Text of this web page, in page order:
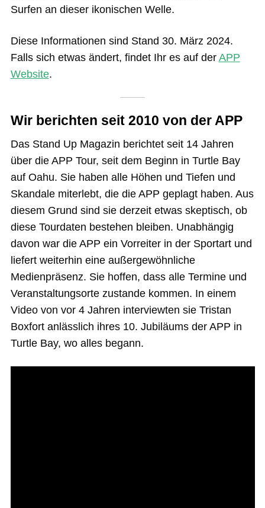
Surfen an dieser ikonischen Welle.
Diese Informationen sind Stand 30. März 2024.
Falls sich etwas ändert, findet Ihr es auf der APP
Website.
Wir berichten seit 2010 von der APP
Das Stand Up Magazin berichtet seit 14 Jahren
über die APP Tour, seit dem Beginn in Turtle Bay
auf Oahu. Sie haben alle Höhen und Tiefen und
Skandale miterlebt, die die APP geplagt haben. Aus
diesem Grund sind sie derzeit etwas skeptisch, ob
diese Tourdaten bestehen bleiben. Unabhängig
davon war die APP ein Vorreiter in der Sportart und
liefert weiterhin eine außergewöhnliche
Medienpräsenz. Sie hoffen, dass alle Termine und
Veranstaltungsorte zustande kommen. In einem
Video von vor 4 Jahren interviewten sie Tristan
Boxfort anlässlich ihres 10. Jubiläums der APP in
Turtle Bay, wo alles begann.